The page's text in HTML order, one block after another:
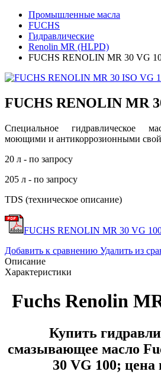
Промышленные масла
FUCHS
Гидравлические
Renolin MR (HLPD)
FUCHS RENOLIN MR 30 VG
FUCHS RENOLIN MR
Специальное гидравлическое
моющими и антикоррозионными
20 л - по запросу
205 л - по запросу
TDS (техническое описание)
FUCHS RENOLIN MR 30 VG
Добавить к сравнению Удалить из
Описание
Характеристики
Fuchs Renolin
Купить
смазывающее масло
30 VG 100; цена